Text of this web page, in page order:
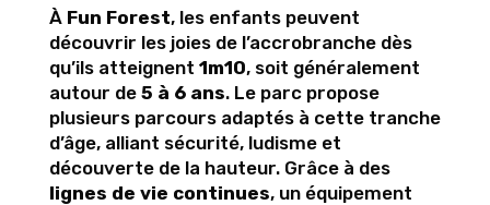
À Fun Forest, les enfants peuvent
découvrir les joies de l’accrobranche dès
qu’ils atteignent 1m10, soit généralement
autour de 5 à 6 ans. Le parc propose
plusieurs parcours adaptés à cette tranche
d’âge, alliant sécurité, ludisme et
découverte de la hauteur. Grâce à des
lignes de vie continues, un équipement